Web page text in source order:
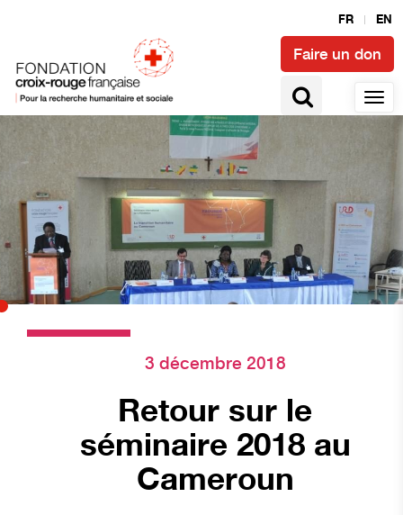
FR EN
Faire un don
3 décembre 2018
Retour sur le
séminaire 2018 au
Cameroun